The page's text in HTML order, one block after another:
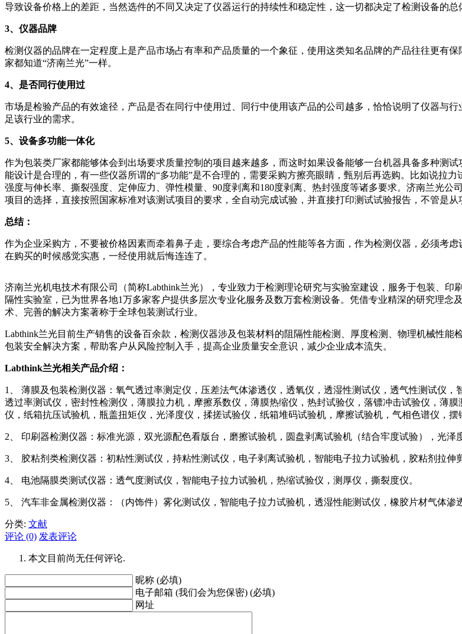
导致设备价格上的差距，当然选件的不同又决定了仪器运行的持续性和稳定性，这一切都决定了检测设备的总
3、仪器品牌
检测仪器的品牌在一定程度上是产品市场占有率和产品质量的一个象征，使用这类知名品牌的产品往往更有
家都知道“济南兰光”一样。
4、是否同行使用过
市场是检验产品的有效途径，产品是否在同行中使用过、同行中使用该产品的公司越多，恰恰说明了仪器与
足该行业的需求。
5、设备多功能一体化
作为包装类厂家都能够体会到出场要求质量控制的项目越来越多，而这时如果设备能够一台机器具备多种测
能设计是合理的，有一些仪器所谓的“多功能”是不合理的，需要采购方擦亮眼睛，甄别后再选购。比如说拉
强度与伸长率、撕裂强度、定伸应力、弹性模量、90度剥离和180度剥离、热封强度等诸多要求。济南兰光
项目的选择，直接按照国家标准对该测试项目的要求，全自动完成试验，并直接打印测试试验报告，不管是
总结：
作为企业采购方，不要被价格因素而牵着鼻子走，要综合考虑产品的性能等各方面，作为检测仪器，必须考
在购买的时候感觉实惠，一经使用就后悔连连了。
济南兰光机电技术有限公司（简称Labthink兰光），专业致力于检测理论研究与实验室建设，服务于包装、
隔性实验室，已为世界各地1万多家客户提供多层次专业化服务及数万套检测设备。凭借专业精深的研究理
术、完善的解决方案著称于全球包装测试行业。
Labthink兰光目前生产销售的设备百余款，检测仪器涉及包装材料的阻隔性能检测、厚度检测、物理机械性
包装安全解决方案，帮助客户从风险控制入手，提高企业质量安全意识，减少企业成本流失。
Labthink兰光相关产品介绍：
1、 薄膜及包装检测仪器：氧气透过率测定仪，压差法气体渗透仪，透氧仪，透湿性测试仪，透气性测试仪
透过率测试仪，密封性检测仪，薄膜拉力机，摩擦系数仪，薄膜热缩仪，热封试验仪，落镖冲击试验仪，薄
仪，纸箱抗压试验机，瓶盖扭矩仪，光泽度仪，揉搓试验仪，纸箱堆码试验机，摩擦试验机，气相色谱仪，
2、 印刷器检测仪器：标准光源，双光源配色看版台，磨擦试验机，圆盘剥离试验机（结合牢度试验），光泽
3、 胶粘剂类检测仪器：初粘性测试仪，持粘性测试仪，电子剥离试验机，智能电子拉力试验机，胶粘剂拉伸
4、 电池隔膜类测试仪器：透气度测试仪，智能电子拉力试验机，热缩试验仪，测厚仪，撕裂度仪。
5、 汽车非金属检测仪器：（内饰件）雾化测试仪，智能电子拉力试验机，透湿性能测试仪，橡胶片材气体渗
分类: 文献
评论 (0) 发表评论
本文目前尚无任何评论.
昵称 (必填)
电子邮箱 (我们会为您保密) (必填)
网址